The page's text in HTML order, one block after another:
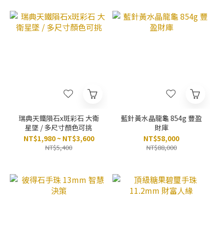
瑞典天鐵隕石x斑彩石 大衛
星墜 / 多尺寸顏色可挑
NT$1,980 ~ NT$3,600
NT$5,400
藍針黃水晶龍龜 854g 豐盈
財庫
NT$58,000
NT$88,000